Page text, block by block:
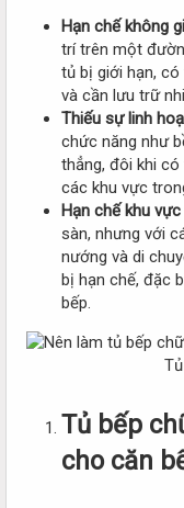
Hạn chế không
trí trên một
tủ bị giới hạn,
và cần lưu trữ
Thiếu sự linh
chức năng như
thẳng, đôi khi có
các khu vực
Hạn chế khu
sàn, nhưng với
nướng và di
bị hạn chế, đặc
bếp.
Tủ bếp
cho căn